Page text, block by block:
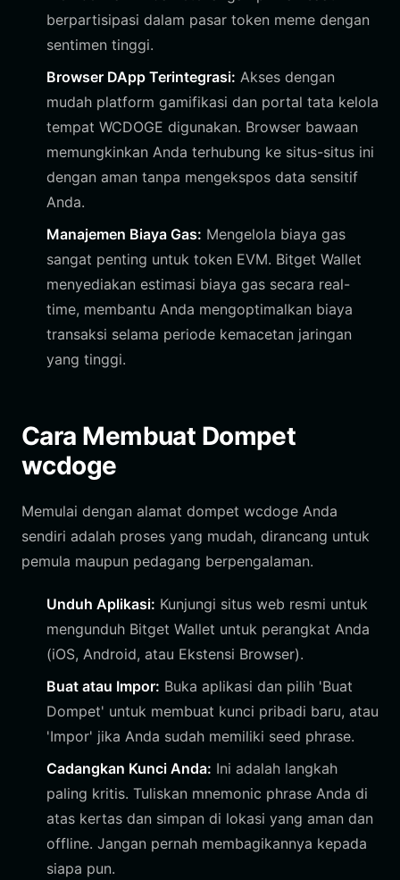
berpartisipasi dalam pasar token meme dengan
sentimen tinggi.
Browser DApp Terintegrasi: Akses dengan
mudah platform gamifikasi dan portal tata kelola
tempat WCDOGE digunakan. Browser bawaan
memungkinkan Anda terhubung ke situs-situs ini
dengan aman tanpa mengekspos data sensitif
Anda.
Manajemen Biaya Gas: Mengelola biaya gas
sangat penting untuk token EVM. Bitget Wallet
menyediakan estimasi biaya gas secara real-
time, membantu Anda mengoptimalkan biaya
transaksi selama periode kemacetan jaringan
yang tinggi.
Cara Membuat Dompet
wcdoge
Memulai dengan alamat dompet wcdoge Anda
sendiri adalah proses yang mudah, dirancang untuk
pemula maupun pedagang berpengalaman.
Unduh Aplikasi: Kunjungi situs web resmi untuk
mengunduh Bitget Wallet untuk perangkat Anda
(iOS, Android, atau Ekstensi Browser).
Buat atau Impor: Buka aplikasi dan pilih 'Buat
Dompet' untuk membuat kunci pribadi baru, atau
'Impor' jika Anda sudah memiliki seed phrase.
Cadangkan Kunci Anda: Ini adalah langkah
paling kritis. Tuliskan mnemonic phrase Anda di
atas kertas dan simpan di lokasi yang aman dan
offline. Jangan pernah membagikannya kepada
siapa pun.